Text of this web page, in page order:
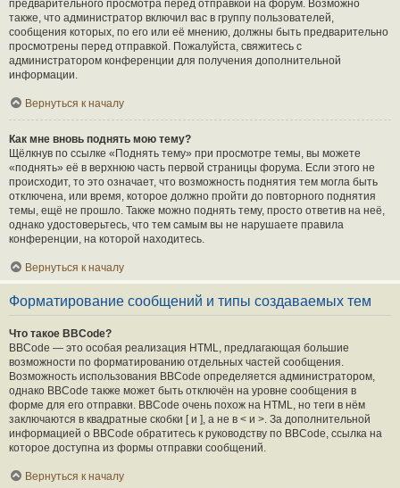
предварительного просмотра перед отправкой на форум. Возможно
также, что администратор включил вас в группу пользователей,
сообщения которых, по его или её мнению, должны быть предварительно
просмотрены перед отправкой. Пожалуйста, свяжитесь с
администратором конференции для получения дополнительной
информации.
Вернуться к началу
Как мне вновь поднять мою тему?
Щёлкнув по ссылке «Поднять тему» при просмотре темы, вы можете
«поднять» её в верхнюю часть первой страницы форума. Если этого не
происходит, то это означает, что возможность поднятия тем могла быть
отключена, или время, которое должно пройти до повторного поднятия
темы, ещё не прошло. Также можно поднять тему, просто ответив на неё,
однако удостоверьтесь, что тем самым вы не нарушаете правила
конференции, на которой находитесь.
Вернуться к началу
Форматирование сообщений и типы создаваемых тем
Что такое BBCode?
BBCode — это особая реализация HTML, предлагающая большие
возможности по форматированию отдельных частей сообщения.
Возможность использования BBCode определяется администратором,
однако BBCode также может быть отключён на уровне сообщения в
форме для его отправки. BBCode очень похож на HTML, но теги в нём
заключаются в квадратные скобки [ и ], а не в < и >. За дополнительной
информацией о BBCode обратитесь к руководству по BBCode, ссылка на
которое доступна из формы отправки сообщений.
Вернуться к началу